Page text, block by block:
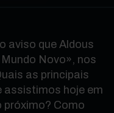
aviso que Aldous
Novo», nos
as principais
assistimos hoje em
próximo? Como